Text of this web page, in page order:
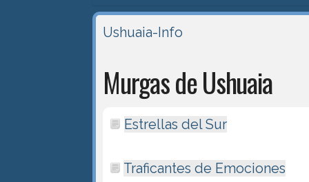
Ushuaia-Info
Murgas de Ushuaia
Estrellas del Sur
Traficantes de Emociones